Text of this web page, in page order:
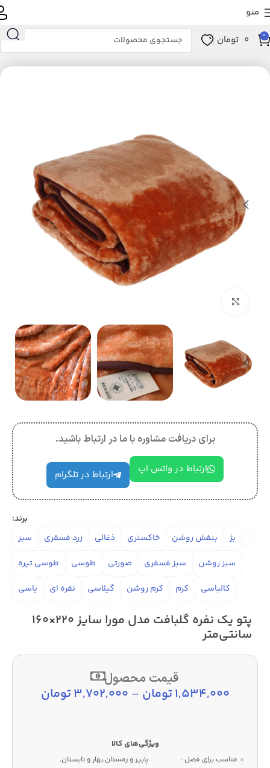
منو
0
0 تومان
خانه خانه و آشپزخانه خواب پتو
برای دریافت مشاوره با ما در ارتباط باشید.
ارتباط در واتس اپ ارتباط در تلگرام
برند:
بژ
بنفش روشن خاکستری ذغالی زرد فسفری
سبز
سبز روشن
سبز فسفری صورتی طوسی
طوسی تیره
کالباسی
کرم کرم روشن گیلاسی نقره ای یاسی
پتو یک نفره گلبافت مدل مورا سایز 220×160
سانتی‌متر
قیمت محصول
1,534,000تومان –
3,702,000تومان
مناسب برای فصل :
پاییز و زمستان,بهار و تابستان,